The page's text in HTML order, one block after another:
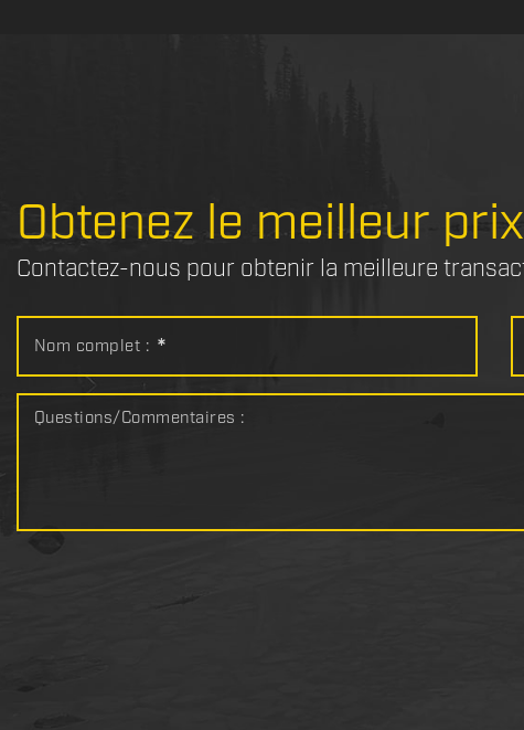
Obtenez le meilleur prix
Contactez-nous pour obtenir la meilleure
Nom complet : *
Questions/Commentaires :